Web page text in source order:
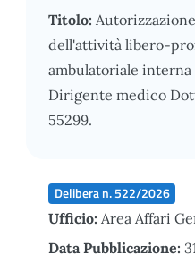
Titolo:
dell'attività libero-
ambulatoriale
Dirigente medico
55299.
Delibera n. 522/2026
Ufficio: Area Affari
Data Pubblicazione: